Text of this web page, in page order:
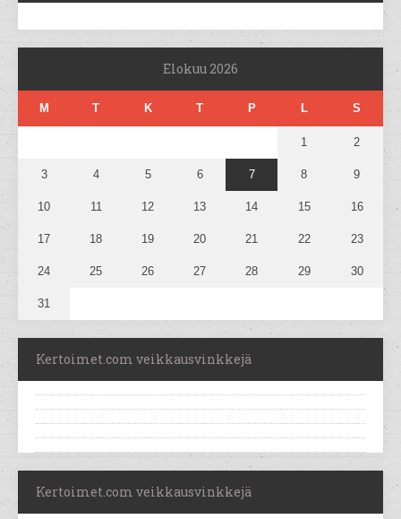
Elokuu 2026
M T K T P L S
1 2
3 4 5 6 7 8 9
10 11 12 13 14 15 16
17 18 19 20 21 22 23
24 25 26 27 28 29 30
31
Kertoimet.com veikkausvinkkejä
Kertoimet.com veikkausvinkkejä